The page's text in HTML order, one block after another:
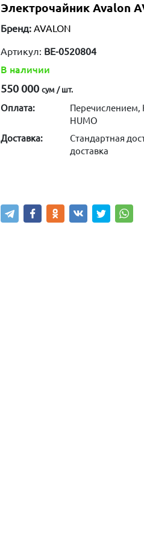
Электрочайник Avalon
Бренд: AVALON
Артикул: BE-0520804
В наличии
550 000 сум / шт.
Оплата:
Перечислением,
HUMO
Доставка:
Стандартная
доставка